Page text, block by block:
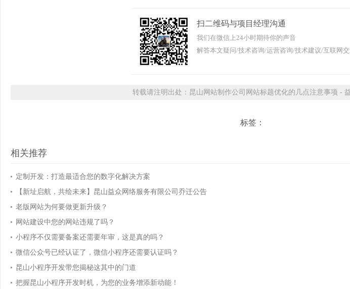
扫二维码与项目经理沟通
我们在微信上24小时期待你的声音
解答本文疑问/技术咨询/运营咨询/技术建议/互联网
转载请注明出处：昆山网站制作公司网站标题优化的几点注意事项 -
标签：
相关推荐
定制开发：打造最适合您的数字化解决方案
【新址启航，共绘未来】昆山益众网络服务有限公司乔迁公告
老版网站为何要做更新升级？
网站建设中您的网站违规了吗？
小程序不仅需要备案还需要年审，这是真的吗？
微信公众号已经认证了，微信小程序还需要认证吗？
昆山小程序开发带您揭秘这其中的门道
把握昆山小程序开发时机，为您的业务增添新动能！